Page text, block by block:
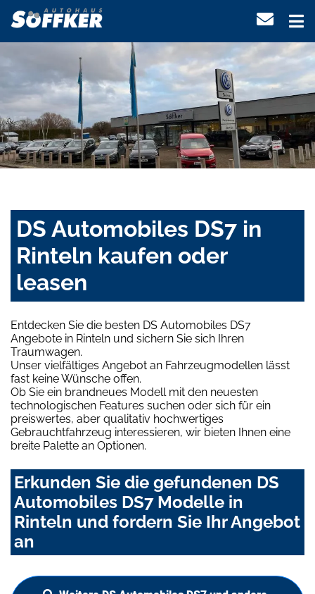
DS Automobiles DS7 in
Rinteln kaufen oder
leasen
Entdecken Sie die besten DS Automobiles DS7
Angebote in Rinteln und sichern Sie sich Ihren
Traumwagen.
Unser vielfältiges Angebot an Fahrzeugmodellen lässt
fast keine Wünsche offen.
Ob Sie ein brandneues Modell mit den neuesten
technologischen Features suchen oder sich für ein
preiswertes, aber qualitativ hochwertiges
Gebrauchtfahrzeug interessieren, wir bieten Ihnen eine
breite Palette an Optionen.
Erkunden Sie die gefundenen DS
Automobiles DS7 Modelle in
Rinteln und fordern Sie Ihr Angebot
an